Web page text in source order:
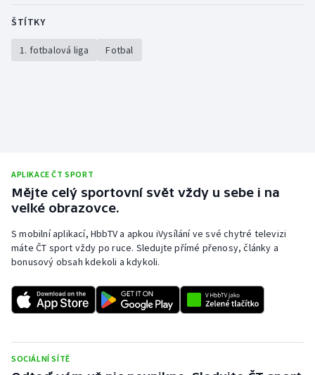
ŠTÍTKY
1. fotbalová liga Fotbal
APLIKACE ČT SPORT
Mějte celý sportovní svět vždy u sebe i na
velké obrazovce.
S mobilní aplikací, HbbTV a apkou iVysílání ve své chytré televizi
máte ČT sport vždy po ruce. Sledujte přímé přenosy, články a
bonusový obsah kdekoli a kdykoli.
SOCIÁLNÍ SÍTĚ